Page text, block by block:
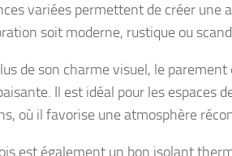
variées permettent de créer une
soit moderne, rustique ou
de son charme visuel, le
Il est idéal pour les espaces
où il favorise une atmosphère
est également un bon isolant